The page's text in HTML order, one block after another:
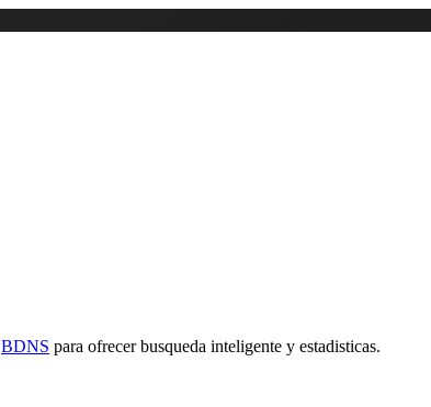
BDNS para ofrecer busqueda inteligente y estadisticas.